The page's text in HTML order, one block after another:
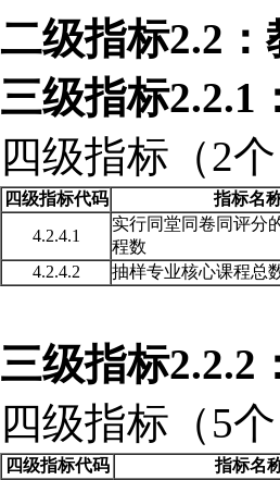
二级指标2.2
三级指标2.2.1
四级指标（2个
四级指标代码 指标名
4.2.4.1
实行同堂同卷同评分
程数
4.2.4.2
抽样专业核心课程总
三级指标2.2.2
四级指标（5个
四级指标代码 指标名